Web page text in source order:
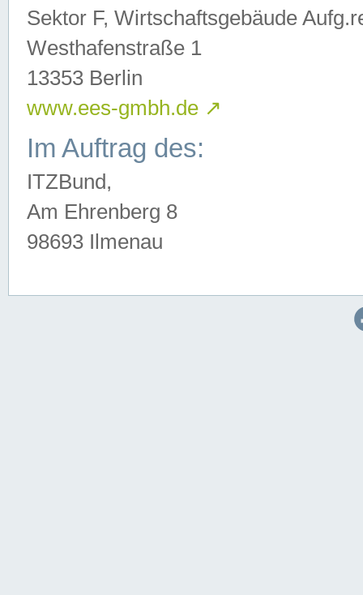
Sektor F, Wirtschaftsgebäude
Westhafenstraße 1
13353 Berlin
www.ees-gmbh.de ↗
Im Auftrag des:
ITZBund,
Am Ehrenberg 8
98693 Ilmenau